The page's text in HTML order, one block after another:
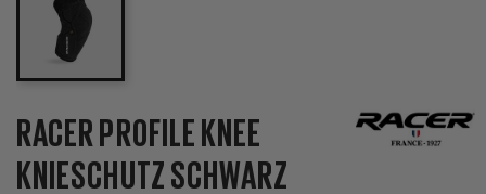
RACER PROFILE KNEE
KNIESCHUTZ SCHWARZ